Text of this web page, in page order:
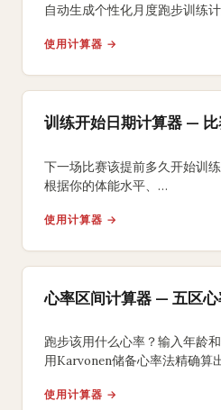
自动生成个性化月度跑步训练
可直接作为训练模板使用。
使用计算器 →
训练开始日期计算器 —
下一场比赛该提前多久开始训
根据你的体能水平、
并生成分阶段时间线。
使用计算器 →
心率区间计算器 — 五区
跑步该用什么心率？输入年龄
用Karvonen储备心率法精确算
使用计算器 →